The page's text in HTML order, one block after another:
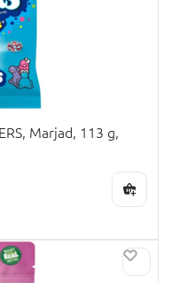
Marjad, 113 g,